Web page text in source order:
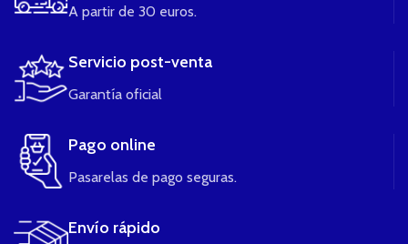
A partir de 30 euros.
Servicio post-venta
Garantía oficial
Pago online
Pasarelas de pago seguras.
Envío rápido